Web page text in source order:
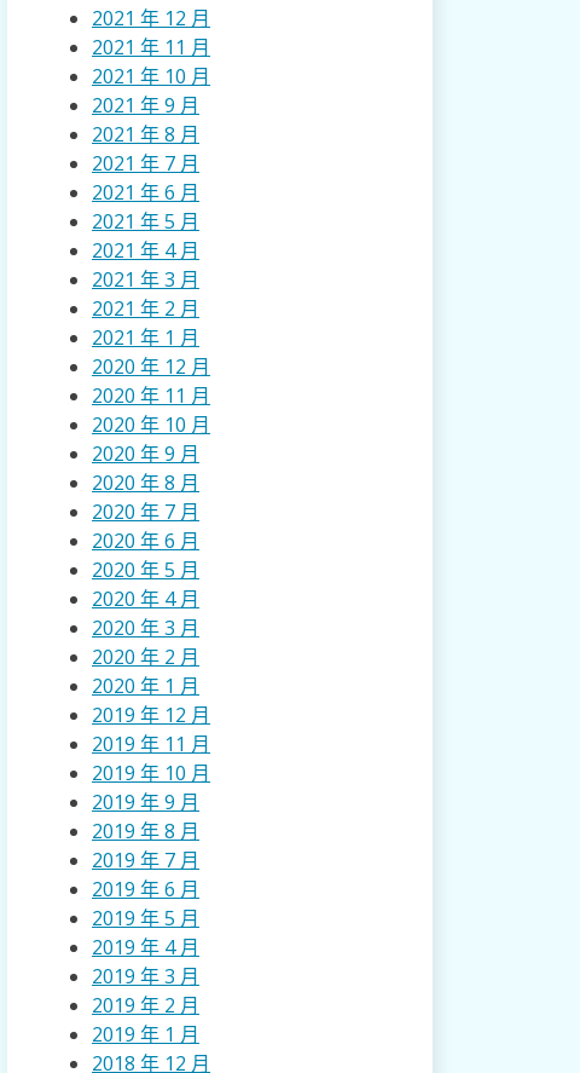
2021 年 12 月
2021 年 11 月
2021 年 10 月
2021 年 9 月
2021 年 8 月
2021 年 7 月
2021 年 6 月
2021 年 5 月
2021 年 4 月
2021 年 3 月
2021 年 2 月
2021 年 1 月
2020 年 12 月
2020 年 11 月
2020 年 10 月
2020 年 9 月
2020 年 8 月
2020 年 7 月
2020 年 6 月
2020 年 5 月
2020 年 4 月
2020 年 3 月
2020 年 2 月
2020 年 1 月
2019 年 12 月
2019 年 11 月
2019 年 10 月
2019 年 9 月
2019 年 8 月
2019 年 7 月
2019 年 6 月
2019 年 5 月
2019 年 4 月
2019 年 3 月
2019 年 2 月
2019 年 1 月
2018 年 12 月